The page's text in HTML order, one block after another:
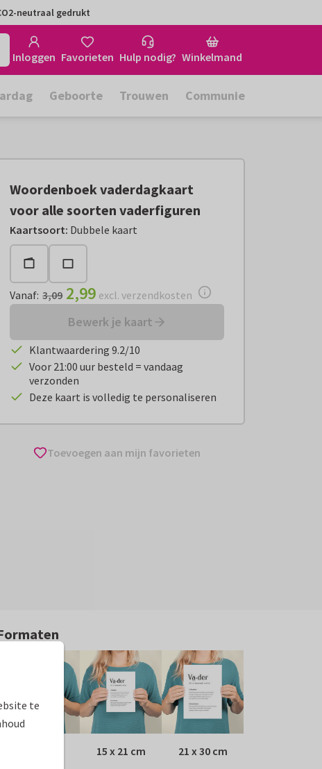
neutraal gedrukt
Inloggen Favorieten Hulp nodig? Winkelmand
Geboorte Trouwen Communie
Woordenboek vaderdagkaart
voor alle soorten vaderfiguren
Kaartsoort: Dubbele kaart
Vanaf:€ 2,99 excl. verzendkosten
Vanaf: 3,09 2,99 excl. verzendkosten
Bewerk je kaart
Klantwaardering 9.2/10
Voor 21:00 uur besteld = vandaag
verzonden
Deze kaart is volledig te personaliseren
Toevoegen aan mijn favorieten
15 x 21 cm 21 x 30 cm
te